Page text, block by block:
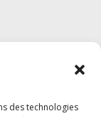
des technologies